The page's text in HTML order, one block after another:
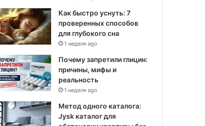
Как быстро уснуть: 7
проверенных способов
для глубокого сна
1 неделя ago
Почему запретили глицин:
причины, мифы и
реальность
1 неделя ago
Метод одного каталога:
Jysk каталог для